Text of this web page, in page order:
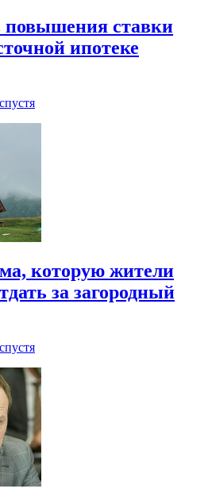
повышения ставки
ипотеке
которую жители
за загородный